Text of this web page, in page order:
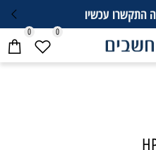
התקשרו עכשיו
0 0